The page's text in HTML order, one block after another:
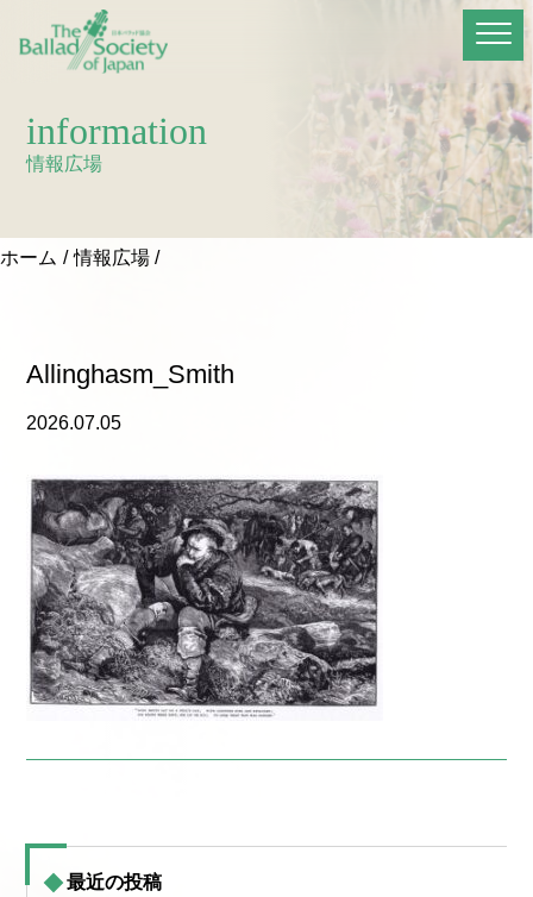
information
情報広場
ホーム 情報広場
Allinghasm_Smith
2026.07.05
最近の投稿